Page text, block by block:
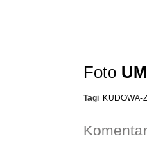
Foto
Tagi KUDOWA-